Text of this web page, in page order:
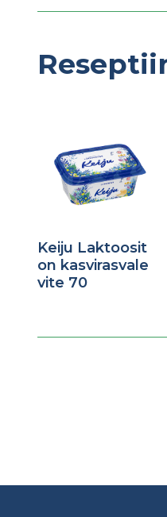
Keiju Laktoosit
on kasvirasvale
vite 70